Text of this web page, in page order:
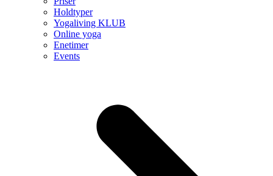
Holdtyper
Yogaliving KLUB
Online yoga
Enetimer
Events